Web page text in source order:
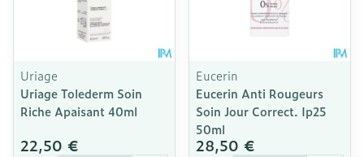
Uriage
Uriage Tolederm Soin
Riche Apaisant 40ml
22,50 €
Eucerin
Eucerin Anti Rougeurs
Soin Jour Correct. Ip25
50ml
28,50 €